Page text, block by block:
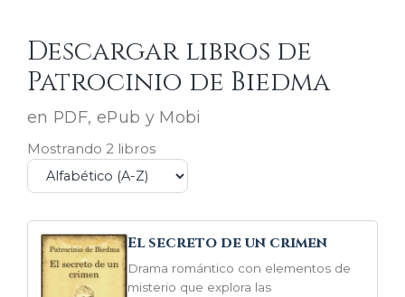
Descargar libros de
Patrocinio de Biedma
en PDF, ePub y Mobi
Mostrando 2 libros
El secreto de un crimen
Drama romántico con elementos de
misterio que explora las